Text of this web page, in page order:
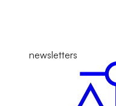
newsletters